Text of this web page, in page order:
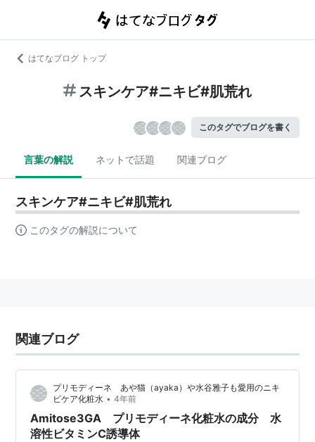
はてなブログ トップ
スキンケア#ニキビ#肌荒れ
このタグでブログを書く
言葉の解説 ネットで話題 関連ブログ
スキンケア#ニキビ#肌荒れ
このタグの解説について
関連ブログ
プリモディーネ あや猫（ayaka）や水谷雅子も愛用のニキ
ビケア化粧水 • 4年前
Amitose3GA プリモディーネ化粧水の成分 水
溶性ビタミンC誘導体